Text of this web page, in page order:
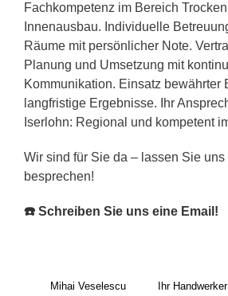
Fachkompetenz im Bereich
Innenausbau. Individuelle
Räume mit persönlicher Note.
Planung und Umsetzung mit
Kommunikation. Einsatz bewährter
langfristige Ergebnisse. Ihr
Iserlohn: Regional und kompetent
Wir sind für Sie da – lassen Sie uns
besprechen!
☎️ Schreiben Sie uns eine Email!
Mihai Veselescu Ihr Handwerker